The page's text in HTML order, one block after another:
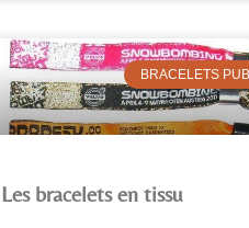
BRACELETS
Les bracelets en tissu